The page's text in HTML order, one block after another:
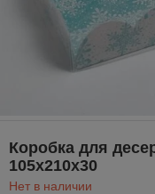
Коробка для
105х210х30
Нет в наличии